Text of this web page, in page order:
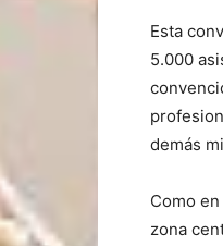
Esta
5.000
demás
Como
zona